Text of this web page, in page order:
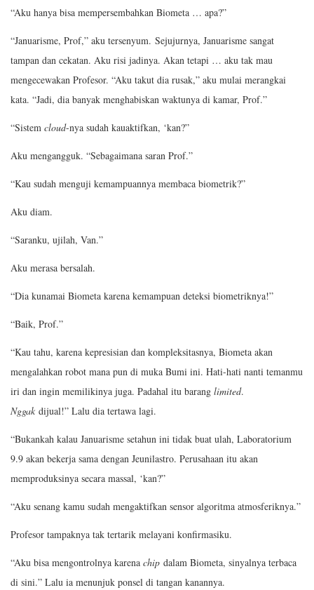
“Aku hanya bisa mempersembahkan Biometa … apa?”
“Januarisme, Prof,” aku tersenyum. Sejujurnya, Januarisme sangat
tampan dan cekatan. Aku risi jadinya. Akan tetapi … aku tak mau
mengecewakan Profesor. “Aku takut dia rusak,” aku mulai merangkai
kata. “Jadi, dia banyak menghabiskan waktunya di kamar, Prof.”
“Sistem cloud-nya sudah kauaktifkan, ‘kan?”
Aku mengangguk. “Sebagaimana saran Prof.”
“Kau sudah menguji kemampuannya membaca biometrik?”
Aku diam.
“Saranku, ujilah, Van.”
Aku merasa bersalah.
“Dia kunamai Biometa karena kemampuan deteksi biometriknya!”
“Baik, Prof.”
“Kau tahu, karena kepresisian dan kompleksitasnya, Biometa akan
mengalahkan robot mana pun di muka Bumi ini. Hati-hati nanti temanmu
iri dan ingin memilikinya juga. Padahal itu barang limited.
Nggak dijual!” Lalu dia tertawa lagi.
“Bukankah kalau Januarisme setahun ini tidak buat ulah, Laboratorium
9.9 akan bekerja sama dengan Jeunilastro. Perusahaan itu akan
memproduksinya secara massal, ‘kan?”
“Aku senang kamu sudah mengaktifkan sensor algoritma atmosferiknya.”
Profesor tampaknya tak tertarik melayani konfirmasiku.
“Aku bisa mengontrolnya karena chip dalam Biometa, sinyalnya terbaca
di sini.” Lalu ia menunjuk ponsel di tangan kanannya.